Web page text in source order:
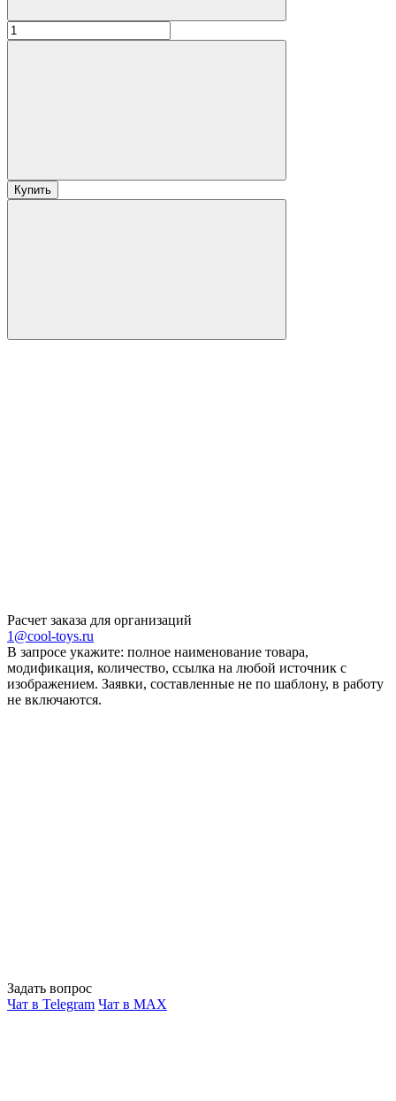
Купить
Расчет заказа для организаций
1@cool-toys.ru
В запросе укажите: полное наименование товара,
модификация, количество, ссылка на любой источник с
изображением. Заявки, составленные не по шаблону, в работу
не включаются.
Задать вопрос
Чат в Telegram Чат в MAX